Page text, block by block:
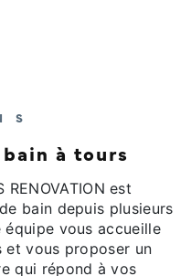
à tours
est
bain depuis plusieurs
équipe vous accueille
vous proposer un
qui répond à vos